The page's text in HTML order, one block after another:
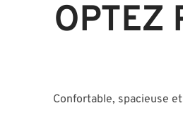
OPTEZ
Confortable, spacieuse